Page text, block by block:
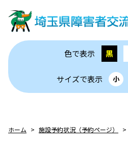
色で表示 黒
サイズで表示 小
ホーム 施設予約状況（予約ページ）